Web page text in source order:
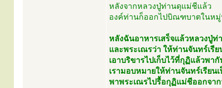
หลังจากหลวงปู่ท่านดุแม่ชีแล้ว
องค์ท่านก็ออกไปบิณฑบาตในห
หลังฉันอาหารเสร็จแล้วหลวงปู่ท่
และพระเณรว่า ให้ท่านจันทร์เรี
เอาบริขารไปเก็บไว้ที่กุฏิแล้วพา
เรามอบหมายให้ท่านจันทร์เรียน
พาพระเณรไปรื้อกุฏิแม่ชีออกจา